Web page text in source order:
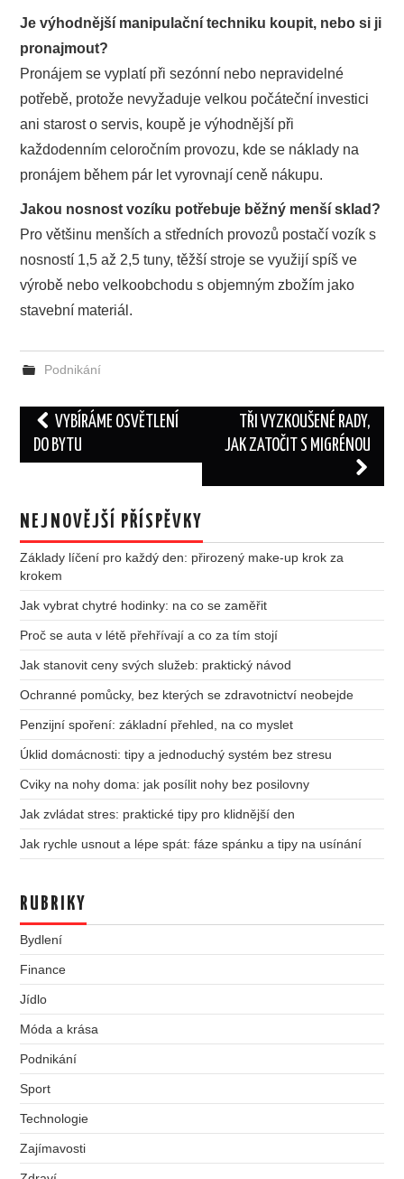
Je výhodnější manipulační techniku koupit, nebo si ji
pronajmout?
Pronájem se vyplatí při sezónní nebo nepravidelné
potřebě, protože nevyžaduje velkou počáteční investici
ani starost o servis, koupě je výhodnější při
každodenním celoročním provozu, kde se náklady na
pronájem během pár let vyrovnají ceně nákupu.
Jakou nosnost vozíku potřebuje běžný menší sklad?
Pro většinu menších a středních provozů postačí vozík s
nosností 1,5 až 2,5 tuny, těžší stroje se využijí spíš ve
výrobě nebo velkoobchodu s objemným zbožím jako
stavební materiál.
Podnikání
Post
navigation
VYBÍRÁME OSVĚTLENÍ
DO BYTU
TŘI VYZKOUŠENÉ RADY,
JAK ZATOČIT S MIGRÉNOU
NEJNOVĚJŠÍ PŘÍSPĚVKY
Základy líčení pro každý den: přirozený make-up krok za
krokem
Jak vybrat chytré hodinky: na co se zaměřit
Proč se auta v létě přehřívají a co za tím stojí
Jak stanovit ceny svých služeb: praktický návod
Ochranné pomůcky, bez kterých se zdravotnictví neobejde
Penzijní spoření: základní přehled, na co myslet
Úklid domácnosti: tipy a jednoduchý systém bez stresu
Cviky na nohy doma: jak posílit nohy bez posilovny
Jak zvládat stres: praktické tipy pro klidnější den
Jak rychle usnout a lépe spát: fáze spánku a tipy na usínání
RUBRIKY
Bydlení
Finance
Jídlo
Móda a krása
Podnikání
Sport
Technologie
Zajímavosti